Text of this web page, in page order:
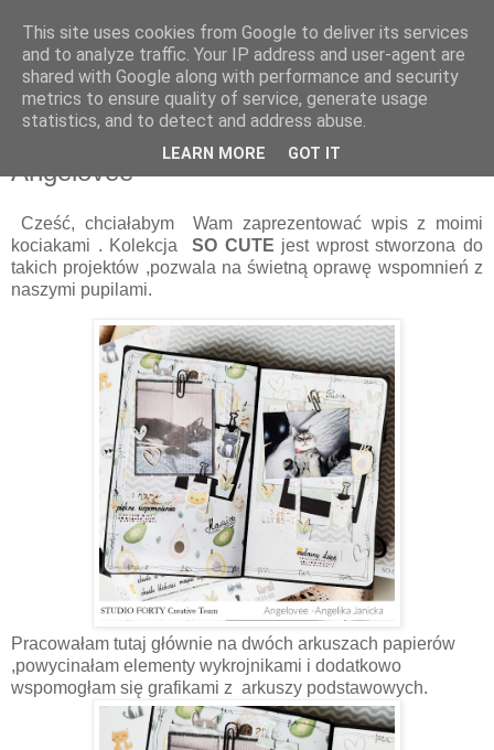
czwartek, 24 kwietnia 2025
Koci wpis do trawelersa - So Cute\
Angelovee
Cześć, chciałabym Wam zaprezentować wpis z moimi
kociakami . KolekcjaSO CUTE jest wprost stworzona do
takich projektów ,pozwala na świetną oprawę wspomnień z
naszymi pupilami.
Pracowałam tutaj głównie na dwóch arkuszach papierów
,powycinałam elementy wykrojnikami i dodatkowo
wspomogłam się grafikami z arkuszy podstawowych.
This site uses cookies from Google to deliver its services
and to analyze traffic. Your IP address and user-agent are
shared with Google along with performance and security
metrics to ensure quality of service, generate usage
statistics, and to detect and address abuse.
LEARN MORE GOT IT